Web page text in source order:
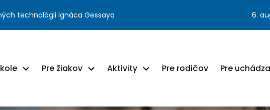
technológii Ignáca Gessaya 6.
Pre žiakov Aktivity Pre rodičov Pre